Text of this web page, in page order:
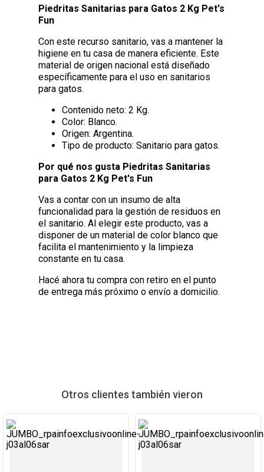
Piedritas Sanitarias para Gatos 2 Kg Pet's
Fun
Con este recurso sanitario, vas a mantener la
higiene en tu casa de manera eficiente. Este
material de origen nacional está diseñado
específicamente para el uso en sanitarios
para gatos.
Contenido neto: 2 Kg.
Color: Blanco.
Origen: Argentina.
Tipo de producto: Sanitario para gatos.
Por qué nos gusta Piedritas Sanitarias
para Gatos 2 Kg Pet's Fun
Vas a contar con un insumo de alta
funcionalidad para la gestión de residuos en
el sanitario. Al elegir este producto, vas a
disponer de un material de color blanco que
facilita el mantenimiento y la limpieza
constante en tu casa.
Hacé ahora tu compra con retiro en el punto
de entrega más próximo o envío a domicilio.
Otros clientes también vieron